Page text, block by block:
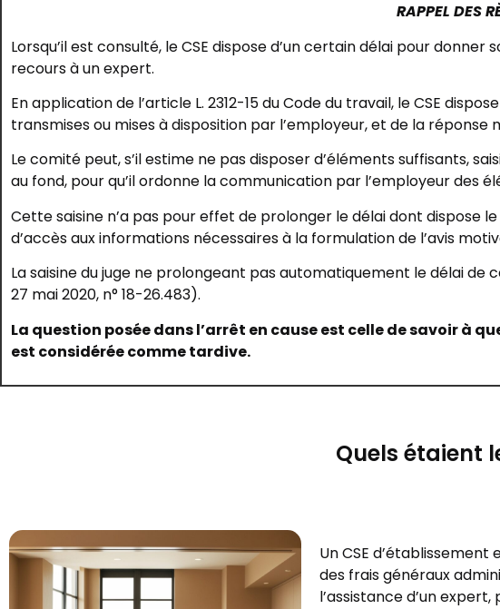
RAPPEL DES
Lorsqu’il est consulté, le CSE dispose d’un certain délai pour
recours à un expert.
En application de l’article L. 2312-15 du Code du travail, le CSE
transmises ou mises à disposition par l’employeur, et de la réponse
Le comité peut, s’il estime ne pas disposer d’éléments suffisants,
au fond, pour qu’il ordonne la communication par l’employeur des
Cette saisine n’a pas pour effet de prolonger le délai dont dispose
d’accès aux informations nécessaires à la formulation de l’avis
La saisine du juge ne prolongeant pas automatiquement le délai de
27 mai 2020, n° 18-26.483).
La question posée dans l’arrêt en cause est celle de savoir à
est considérée comme tardive.
Quels étaient
Un CSE
des frais généraux
l’assistance d’un